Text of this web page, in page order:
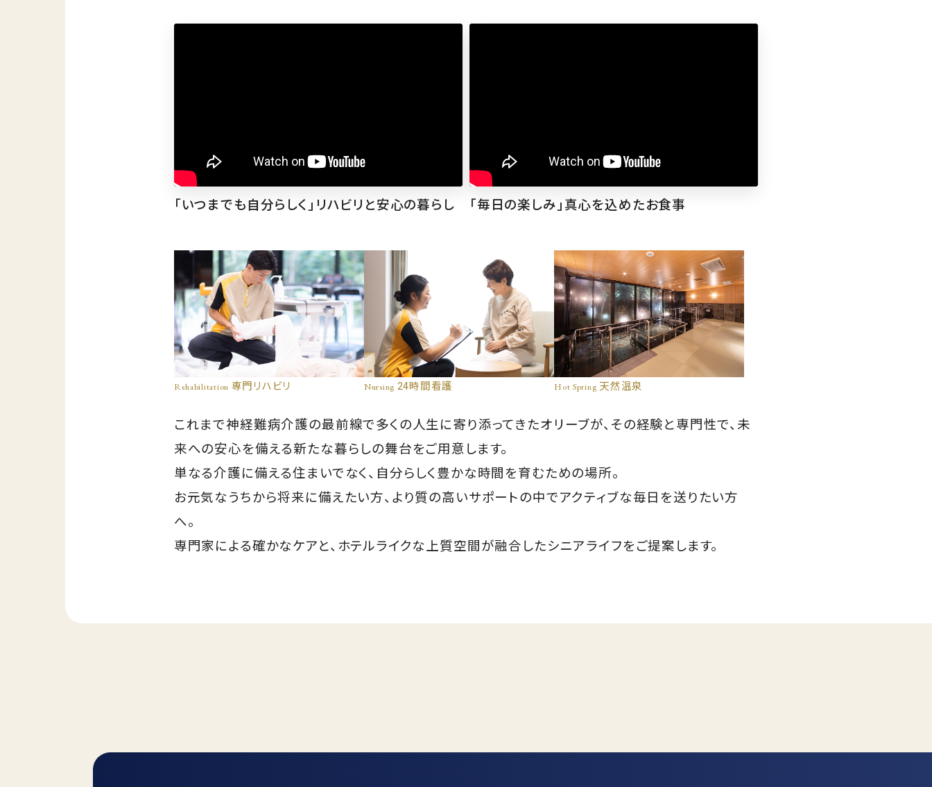
「いつまでも自分らしく」リハビリと安心の暮らし 「毎日の楽しみ」真心を込めたお食事
Rehabilitation 専門リハビリ Nursing 24時間看護 Hot Spring 天然温泉
これまで神経難病介護の最前線で多くの人生に寄り添ってきたオリーブが、その経験と専門性で、未
来への安心を備える新たな暮らしの舞台をご用意します。
単なる介護に備える住まいでなく、自分らしく豊かな時間を育むための場所。
お元気なうちから将来に備えたい方、より質の高いサポートの中でアクティブな毎日を送りたい方
へ。
専門家による確かなケアと、ホテルライクな上質空間が融合したシニアライフをご提案します。